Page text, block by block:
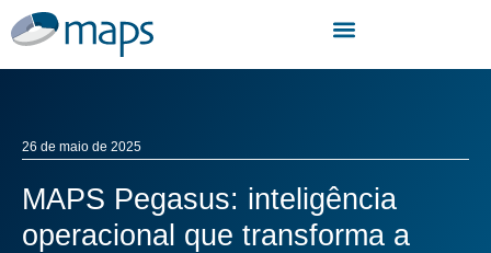
26 de maio de 2025
MAPS Pegasus: inteligência
operacional que transforma a